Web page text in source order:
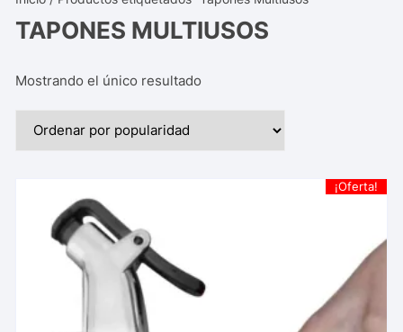
TAPONES MULTIUSOS
Mostrando el único resultado
¡Oferta!